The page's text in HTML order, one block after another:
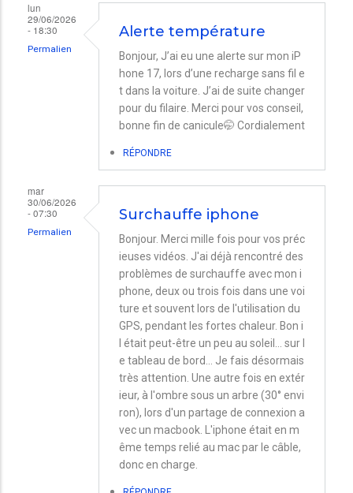
lun
29/06/2026
- 18:30
Permalien
Alerte température
Bonjour, J’ai eu une alerte sur mon iP
hone 17, lors d’une recharge sans fil e
t dans la voiture. J’ai de suite changer
pour du filaire. Merci pour vos conseil,
bonne fin de canicule🤭 Cordialement
RÉPONDRE
mar
30/06/2026
- 07:30
Permalien
Surchauffe iphone
Bonjour. Merci mille fois pour vos préc
ieuses vidéos. J'ai déjà rencontré des
problèmes de surchauffe avec mon i
phone, deux ou trois fois dans une voi
ture et souvent lors de l'utilisation du
GPS, pendant les fortes chaleur. Bon i
l était peut-être un peu au soleil… sur l
e tableau de bord… Je fais désormais
très attention. Une autre fois en extér
ieur, à l'ombre sous un arbre (30° envi
ron), lors d'un partage de connexion a
vec un macbook. L'iphone était en m
ême temps relié au mac par le câble,
donc en charge.